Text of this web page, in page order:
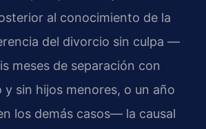
al conocimiento de la
del divorcio sin culpa —
meses de separación con
y sin hijos menores, o un año
los demás casos— la causal